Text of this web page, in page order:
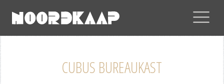
CUBUS BUREAUKAST